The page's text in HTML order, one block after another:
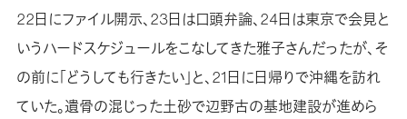
22日にファイル開示、23日は口頭弁論、24日は東京で会見と
いうハードスケジュールをこなしてきた雅子さんだったが、そ
の前に「どうしても行きたい」と、21日に日帰りで沖縄を訪れ
ていた。遺骨の混じった土砂で辺野古の基地建設が進めら